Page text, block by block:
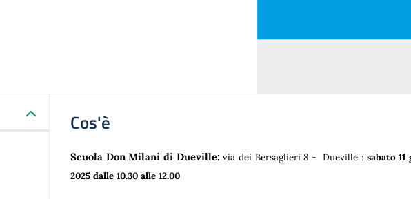
Cos'è
Scuola Don Milani di Dueville: via dei Bersaglieri 8 - Dueville : sabato 11
2025 dalle 10.30 alle 12.00